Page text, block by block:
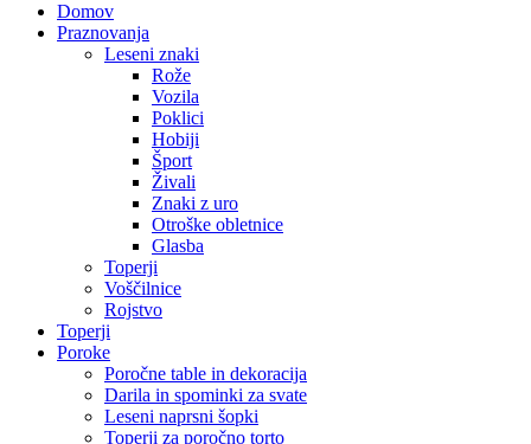
Domov
Praznovanja
Leseni znaki
Rože
Vozila
Poklici
Hobiji
Šport
Živali
Znaki z uro
Otroške obletnice
Glasba
Toperji
Voščilnice
Rojstvo
Toperji
Poroke
Poročne table in dekoracija
Darila in spominki za svate
Leseni naprsni šopki
Toperji za poročno torto